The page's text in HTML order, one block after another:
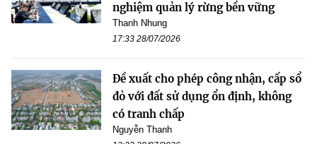
nghiệm quản lý rừng bền vững
Thanh Nhung
17:33 28/07/2026
Đề xuất cho phép công nhận, cấp sổ
đỏ với đất sử dụng ổn định, không
có tranh chấp
Nguyễn Thanh